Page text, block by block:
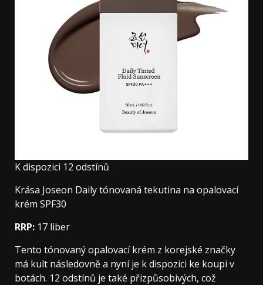
K dispozici 12 odstínů
Krása Joseon Daily tónovaná tekutina na opalovací
krém SPF30
RRP: 17 liber
Tento tónovaný opalovací krém z korejské značky
má kult následovně a nyní je k dispozici ke koupi v
botách. 12 odstínů je také přizpůsobivých, což